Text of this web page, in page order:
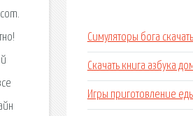
Симуляторы бога
Скачать книга азбука
Игры приготовление